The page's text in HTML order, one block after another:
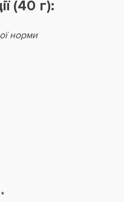
(40 г):
норми